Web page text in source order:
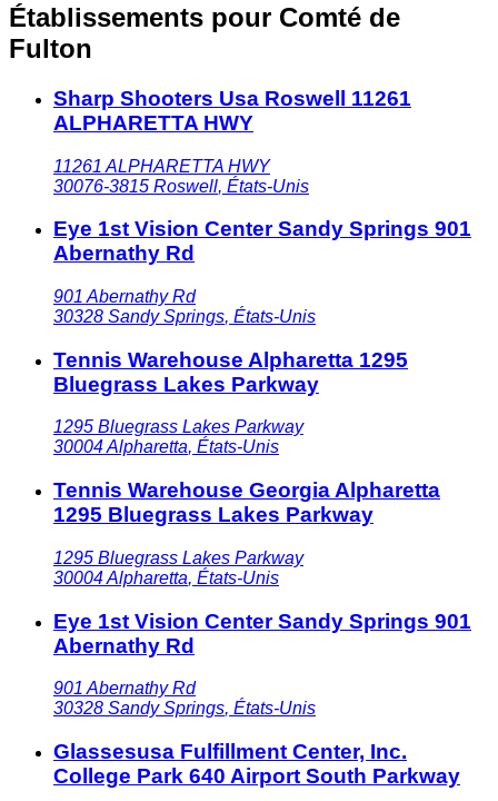
Établissements pour Comté de
Fulton
Sharp Shooters Usa Roswell 11261
ALPHARETTA HWY
11261 ALPHARETTA HWY
30076-3815 Roswell, États-Unis
Eye 1st Vision Center Sandy Springs 901
Abernathy Rd
901 Abernathy Rd
30328 Sandy Springs, États-Unis
Tennis Warehouse Alpharetta 1295
Bluegrass Lakes Parkway
1295 Bluegrass Lakes Parkway
30004Alpharetta, États-Unis
Tennis Warehouse Georgia Alpharetta
1295 Bluegrass Lakes Parkway
1295 Bluegrass Lakes Parkway
30004Alpharetta, États-Unis
Eye 1st Vision Center Sandy Springs 901
Abernathy Rd
901 Abernathy Rd
30328 Sandy Springs, États-Unis
Glassesusa Fulfillment Center, Inc.
College Park 640 Airport South Parkway